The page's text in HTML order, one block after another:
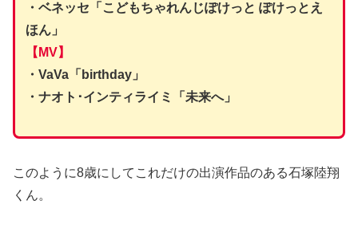
・ベネッセ「こどもちゃれんじぽけっと ぽけっとえ
ほん」
【MV】
・VaVa「birthday」
・ナオト･インティライミ「未来へ」
このように8歳にしてこれだけの出演作品のある石塚陸翔
くん。